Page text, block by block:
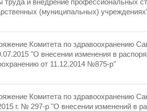
труда и внедрение профессиональных
(муниципальных)
Комитета по здравоохранению
"О внесении изменения в
от 11.12.2014 №875-р"
Комитета по здравоохранению
г. № 297-р "О внесении изменений в